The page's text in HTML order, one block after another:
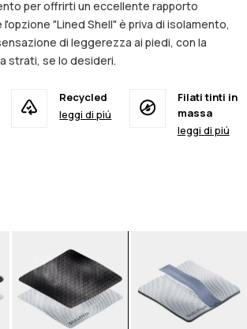
per offrirti un eccellente rapporto
"Lined Shell" è priva di isolamento,
di leggerezza ai piedi, con la
strati, se lo desideri.
Recycled
leggi di piú
Filati tinti in
massa
leggi di piú